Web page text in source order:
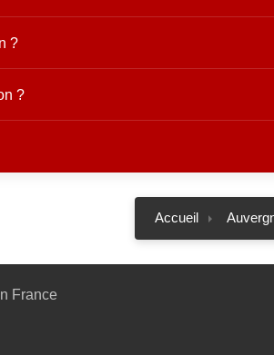
?
?
Accueil
France